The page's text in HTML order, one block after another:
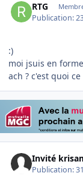
RTG
Publication:
:)
moi jsuis en
ach ? c'est quoi
Invité
Publication: